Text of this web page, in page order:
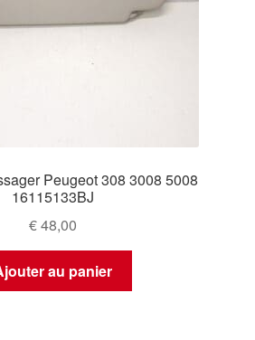
Peugeot 308 3008 5008
16115133BJ
€48,00
au panier